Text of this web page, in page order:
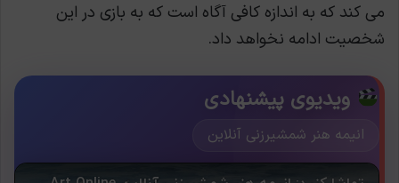
می کند که به اندازه کافی آگاه است که به بازی در این
شخصیت ادامه نخواهد داد.
ویدیوی پیشنهادی
انیمه هنر شمشیرزنی آنلاین